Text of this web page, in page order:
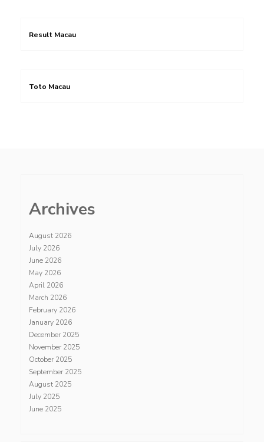
Result Macau
Toto Macau
Archives
August 2026
July 2026
June 2026
May 2026
April 2026
March 2026
February 2026
January 2026
December 2025
November 2025
October 2025
September 2025
August 2025
July 2025
June 2025